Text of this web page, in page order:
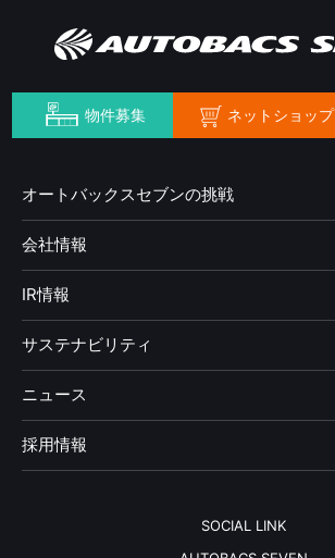
物件募集 ネットショップ
オートバックスセブンの挑戦
会社情報
IR情報
サステナビリティ
ニュース
採用情報
SOCIAL LINK